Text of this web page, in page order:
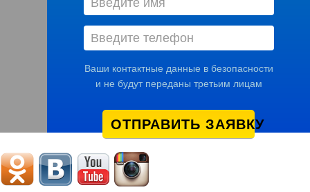
Ваши контактные данные в безопасности
и не будут переданы третьим лицам
ОТПРАВИТЬ ЗАЯВКУ